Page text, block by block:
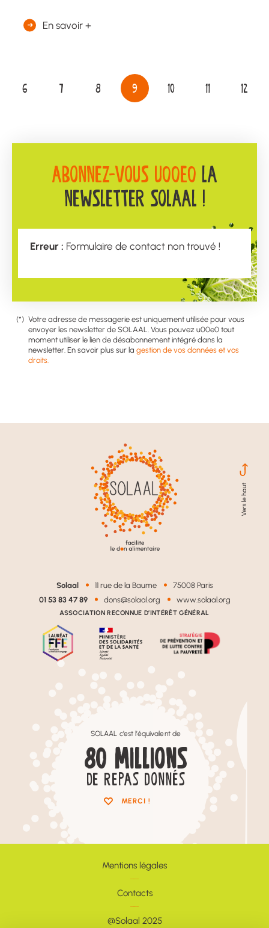
En savoir +
6 7 8 9 10 11 12
ABONNEZ-VOUS U00E0 LA
NEWSLETTER SOLAAL !
Erreur : Formulaire de contact non trouvé !
Votre adresse de messagerie est uniquement utilisée pour vous
envoyer les newsletter de SOLAAL. Vous pouvez u00e0 tout
moment utiliser le lien de désabonnement intégré dans la
newsletter. En savoir plus sur la gestion de vos données et vos
droits.
SOLAAL c’est l’équivalent de
80 MILLIONS
DE REPAS DONNÉS
MERCI !
Solaal 11 rue de la Baume 75008 Paris
01 53 83 47 89 dons@solaal.org www.solaal.org
ASSOCIATION RECONNUE D’INTÉRÊT GÉNÉRAL
Mentions légales
Contacts
@Solaal 2025